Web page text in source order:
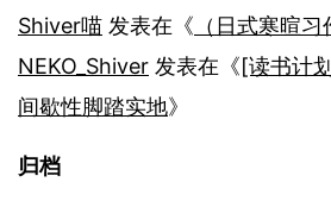
Shiver喵 发表在《 （日式寒暄
NEKO_Shiver 发表在《[读书计
间歇性脚踏实地》
归档